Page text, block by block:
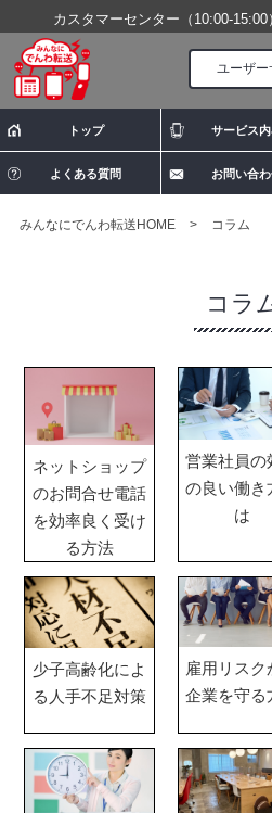
カスタマーセンター（10:00-15:00
ユーザー
トップ サービス
よくある質問 お問い合
みんなにでんわ転送HOME > コラム
コラ
ネットショップ
のお問合せ電話
を効率良く受け
る方法
営業社員の
の良い働き
は
少子高齢化によ
る人手不足対策
雇用リスク
企業を守る